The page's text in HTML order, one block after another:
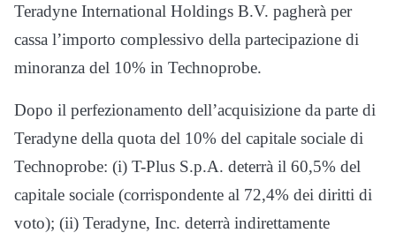
Teradyne International Holdings B.V. pagherà per
cassa l’importo complessivo della partecipazione di
minoranza del 10% in Technoprobe.
Dopo il perfezionamento dell’acquisizione da parte di
Teradyne della quota del 10% del capitale sociale di
Technoprobe: (i) T-Plus S.p.A. deterrà il 60,5% del
capitale sociale (corrispondente al 72,4% dei diritti di
voto); (ii) Teradyne, Inc. deterrà indirettamente